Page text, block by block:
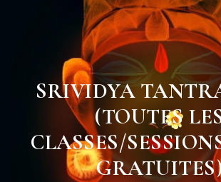
SRIVIDYA
(TOUTES
CLASSES/